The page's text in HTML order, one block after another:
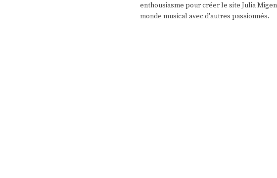
enthousiasme pour créer le site Julia
monde musical avec d'autres passionnés.